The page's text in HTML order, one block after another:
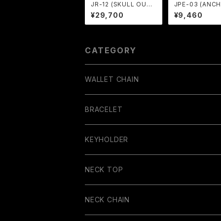
JR-12 (SKULL OUT
JAW)
¥29,700
JPE-03
¥9,460
CATEGORY
WALLET CHAIN
BRACELET
BANGLE
KEYHOLDER
NECK TOP
NECK CHAIN